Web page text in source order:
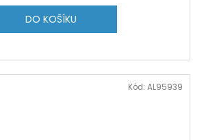
DO KOŠÍKU
Kód: AL95939